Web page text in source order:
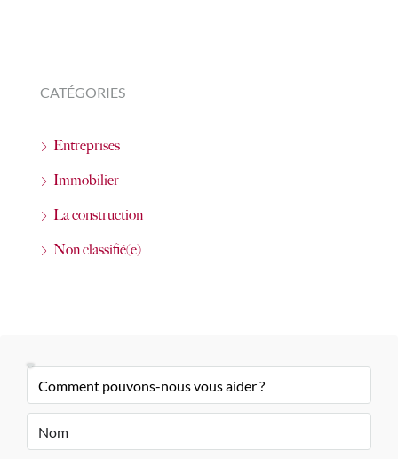
CATÉGORIES
Entreprises
Immobilier
La construction
Non classifié(e)